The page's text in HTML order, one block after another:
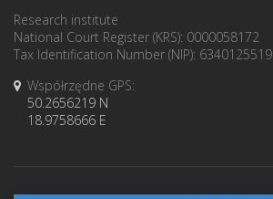
Research institute
National Court Register (KRS): 0000058172
Tax Identification Number (NIP): 6340125519
Współrzędne GPS:
50.2656219 N
18.9758666 E